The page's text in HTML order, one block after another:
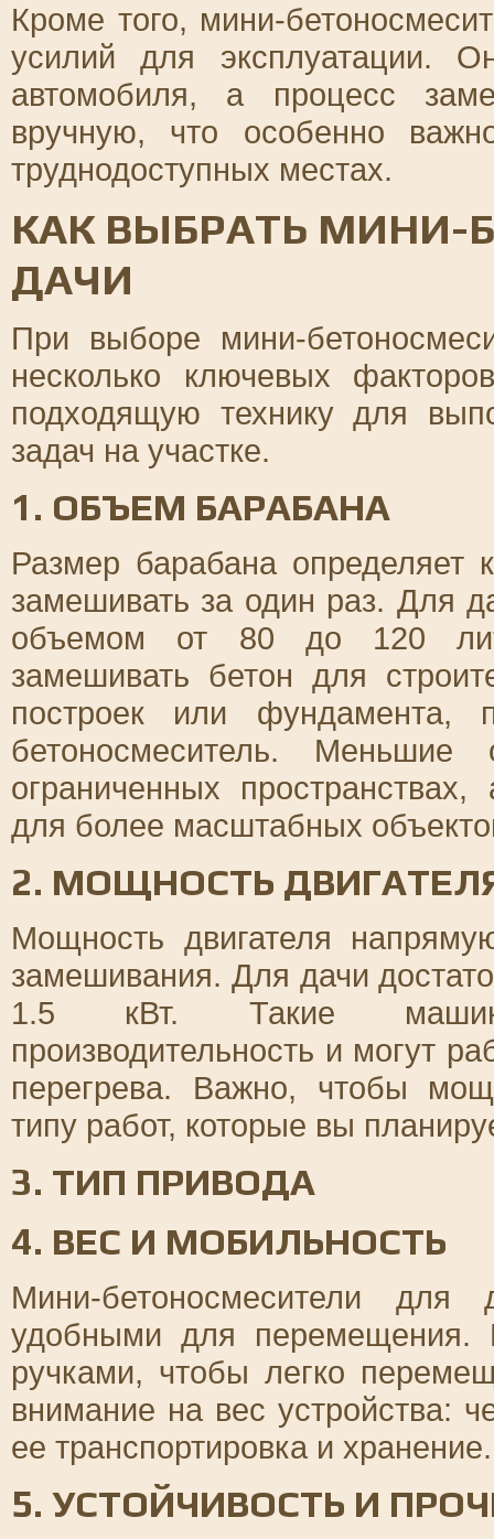
Кроме того, мини-
усилий для эксплуатации.
автомобиля, а процесс
вручную, что особенно
труднодоступных местах.
КАК ВЫБРАТЬ МИНИ-
ДАЧИ
При выборе мини-
несколько ключевых
подходящую технику для
задач на участке.
1. ОБЪЕМ БАРАБАНА
Размер барабана определяет
замешивать за один раз. Для
объемом от 80 до 120
замешивать бетон для
построек или
бетоносмеситель.
ограниченных
для более масштабных
2. МОЩНОСТЬ
Мощность двигателя
замешивания. Для дачи
1.5 кВт. Такие
производительность и могут
перегрева. Важно, чтобы
типу работ, которые вы
3. ТИП ПРИВОДА
4. ВЕС И МОБИЛЬНОСТЬ
Мини-бетоносмесители
удобными для перемещения.
ручками, чтобы легко
внимание на вес устройства:
ее транспортировка и хранение.
5. УСТОЙЧИВОСТЬ И